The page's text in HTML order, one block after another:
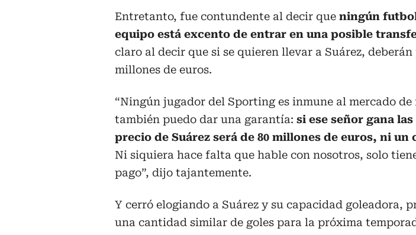
Entretanto, fue contundente al decir que ningún
equipo está excento de entrar en una posible
claro al decir que si se quieren llevar a Suárez, deberán
millones de euros.
“Ningún jugador del Sporting es inmune al mercado de
también puedo dar una garantía: si ese señor gana
precio de Suárez será de 80 millones de euros, ni un
Ni siquiera hace falta que hable con nosotros, solo
pago”, dijo tajantemente.
Y cerró elogiando a Suárez y su capacidad goleadora,
una cantidad similar de goles para la próxima